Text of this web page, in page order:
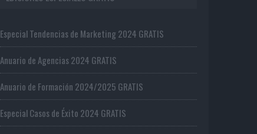
Especial Tendencias de Marketing 2024 GRATIS
Anuario de Agencias 2024 GRATIS
Anuario de Formación 2024/2025 GRATIS
Especial Casos de Éxito 2024 GRATIS